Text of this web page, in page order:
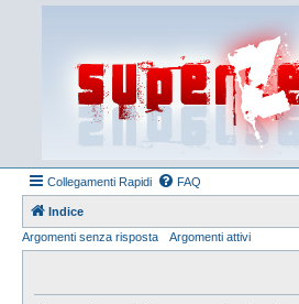
Collegamenti Rapidi FAQ
Indice
Argomenti senza risposta
Argomenti attivi